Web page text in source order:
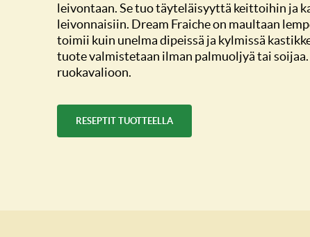
leivontaan. Se tuo täyteläisyyttä keittoihin ja
leivonnaisiin. Dream Fraiche on maultaan
toimii kuin unelma dipeissä ja kylmissä
tuote valmistetaan ilman palmuoljyä tai soijaa.
ruokavalioon.
RESEPTIT TUOTTEELLA